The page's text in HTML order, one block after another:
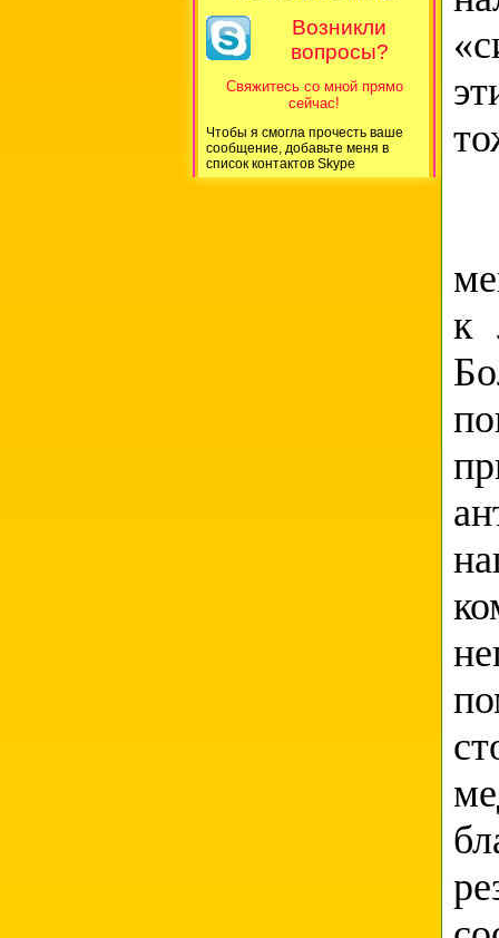
Возникли
вопросы?
Свяжитесь со мной прямо
сейчас!
Чтобы я смогла прочесть ваше
сообщение, добавьте меня в
список контактов Skype
к